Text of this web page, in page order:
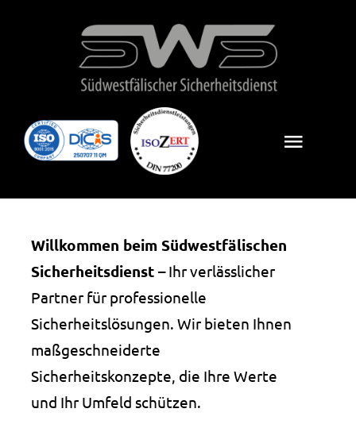
Leistungen
Wir stellen uns vor
Kontakt
Willkommen beim Südwestfälischen
Sicherheitsdienst – Ihr verlässlicher
Partner für professionelle
Sicherheitslösungen. Wir bieten Ihnen
maßgeschneiderte
Sicherheitskonzepte, die Ihre Werte
und Ihr Umfeld schützen.